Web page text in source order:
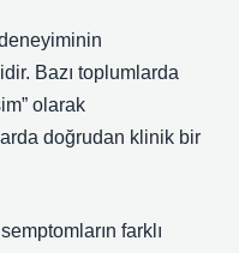
Bazı toplumlarda
olarak
doğrudan klinik bir
farklı